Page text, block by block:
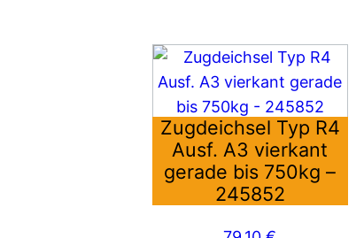
Zugdeichsel Typ R4
Ausf. A3 vierkant
gerade bis 750kg –
245852